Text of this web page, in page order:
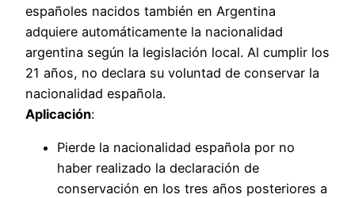
españoles nacidos también en Argentina
adquiere automáticamente la nacionalidad
argentina según la legislación local. Al cumplir los
21 años, no declara su voluntad de conservar la
nacionalidad española.
Aplicación:
Pierde la nacionalidad española por no
haber realizado la declaración de
conservación en los tres años posteriores a